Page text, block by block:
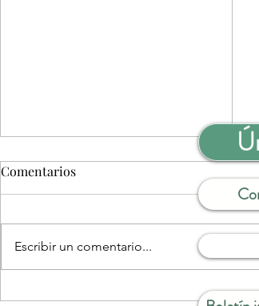
DESPEDIDA Y GRACIAS
Comentarios
Escribir un comentario...